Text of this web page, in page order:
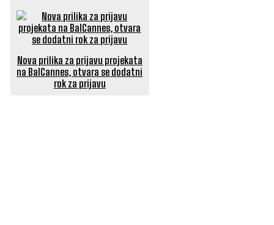
Nova prilika za prijavu projekata
na BalCannes, otvara se dodatni
rok za prijavu